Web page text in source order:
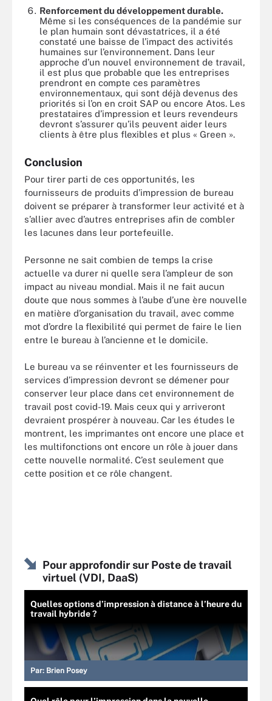
Renforcement du développement durable.
Même si les conséquences de la pandémie sur
le plan humain sont dévastatrices, il a été
constaté une baisse de l’impact des activités
humaines sur l’environnement. Dans leur
approche d’un nouvel environnement de travail,
il est plus que probable que les entreprises
prendront en compte ces paramètres
environnementaux, qui sont déjà devenus des
priorités si l’on en croit SAP ou encore Atos. Les
prestataires d’impression et leurs revendeurs
devront s’assurer qu’ils peuvent aider leurs
clients à être plus flexibles et plus « Green ».
Conclusion
Pour tirer parti de ces opportunités, les
fournisseurs de produits d’impression de bureau
doivent se préparer à transformer leur activité et à
s’allier avec d’autres entreprises afin de combler
les lacunes dans leur portefeuille.
Personne ne sait combien de temps la crise
actuelle va durer ni quelle sera l’ampleur de son
impact au niveau mondial. Mais il ne fait aucun
doute que nous sommes à l’aube d’une ère nouvelle
en matière d’organisation du travail, avec comme
mot d’ordre la flexibilité qui permet de faire le lien
entre le bureau à l’ancienne et le domicile.
Le bureau va se réinventer et les fournisseurs de
services d’impression devront se démener pour
conserver leur place dans cet environnement de
travail post covid-19. Mais ceux qui y arriveront
devraient prospérer à nouveau. Car les études le
montrent, les imprimantes ont encore une place et
les multifonctions ont encore un rôle à jouer dans
cette nouvelle normalité. C’est seulement que
cette position et ce rôle changent.
Pour approfondir sur Poste de travail
virtuel (VDI, DaaS)
Quelles options d’impression à distance à l’heure du
travail hybride ?
Par: Brien Posey